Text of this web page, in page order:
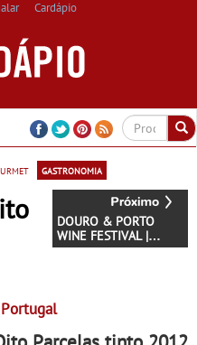
Cardápio
gastronomia
DOURO & PORTO
WINE FESTIVAL |
Miguel Araújo e Sid